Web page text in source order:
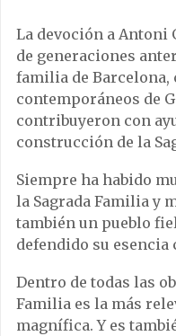
La devoción a Antoni
de generaciones
familia de Barcelona,
contemporáneos de
contribuyeron con
construcción de la
Siempre ha habido
la Sagrada Familia y
también un pueblo
defendido su
Dentro de todas las
Familia es la más
magnífica. Y es